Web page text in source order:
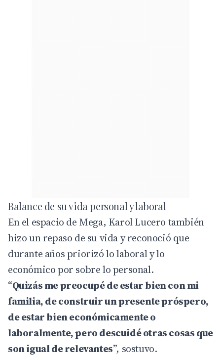
Balance de su vida personal y laboral
En el espacio de Mega, Karol Lucero también
hizo un repaso de su vida y reconoció que
durante años priorizó lo laboral y lo
económico por sobre lo personal.
“Quizás me preocupé de estar bien con mi
familia, de construir un presente próspero,
de estar bien económicamente o
laboralmente, pero descuidé otras cosas que
son igual de relevantes”, sostuvo.